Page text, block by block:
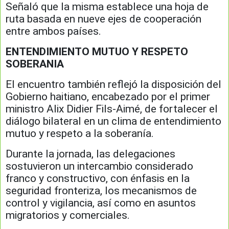
Señaló que la misma establece una hoja de
ruta basada en nueve ejes de cooperación
entre ambos países.
ENTENDIMIENTO MUTUO Y RESPETO
SOBERANIA
El encuentro también reflejó la disposición del
Gobierno haitiano, encabezado por el primer
ministro Alix Didier Fils-Aimé, de fortalecer el
diálogo bilateral en un clima de entendimiento
mutuo y respeto a la soberanía.
Durante la jornada, las delegaciones
sostuvieron un intercambio considerado
franco y constructivo, con énfasis en la
seguridad fronteriza, los mecanismos de
control y vigilancia, así como en asuntos
migratorios y comerciales.